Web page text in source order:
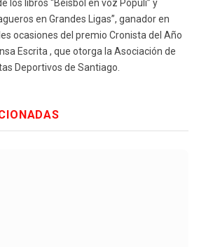
los libros “Béisbol en voz Populi” y
en Grandes Ligas”, ganador en
ocasiones del premio Cronista del Año
Escrita , que otorga la Asociación de
Deportivos de Santiago.